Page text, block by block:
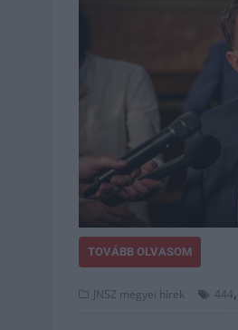
TOVÁBB OLVASOM
JNSZ megyei hírek 444,